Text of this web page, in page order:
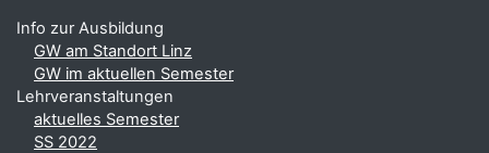
Info zur Ausbildung
GW am Standort Linz
GW im aktuellen Semester
Lehrveranstaltungen
aktuelles Semester
SS 2022